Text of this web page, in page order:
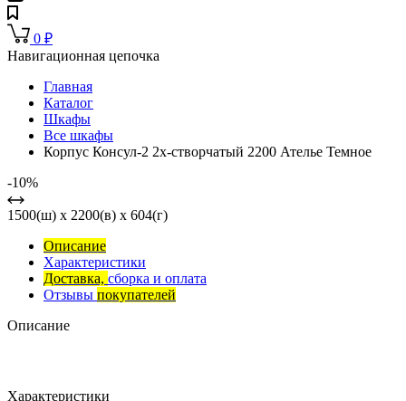
0 ₽
Навигационная цепочка
Главная
Каталог
Шкафы
Все шкафы
Корпус Консул-2 2х-створчатый 2200 Ателье Темное
-10%
1500(ш) x 2200(в) x 604(г)
Описание
Характеристики
Доставка, сборка и оплата
Отзывы покупателей
Описание
Характеристики